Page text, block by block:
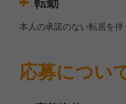
本人の承諾のない転居を伴
応募につい